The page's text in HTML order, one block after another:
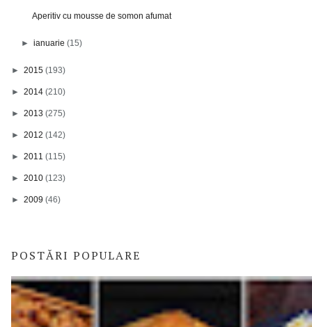
Aperitiv cu mousse de somon afumat
►ianuarie(15)
► 2015 (193)
► 2014 (210)
► 2013 (275)
► 2012 (142)
► 2011 (115)
► 2010 (123)
► 2009 (46)
POSTĂRI POPULARE